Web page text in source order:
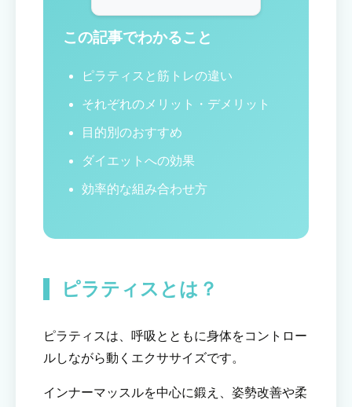
この記事でわかること
ピラティスと筋トレの違い
それぞれのメリット・デメリット
目的別のおすすめ
ダイエットへの効果
効率的な組み合わせ方
ピラティスとは？
ピラティスは、呼吸とともに身体をコントロー
ルしながら動くエクササイズです。
インナーマッスルを中心に鍛え、姿勢改善や柔